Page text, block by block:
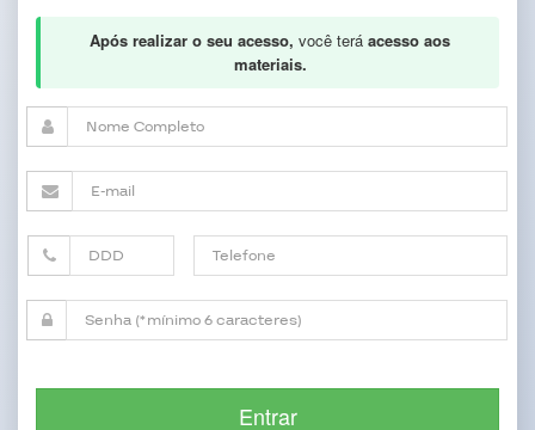
Após realizar o seu acesso, você terá acesso aos
materiais.